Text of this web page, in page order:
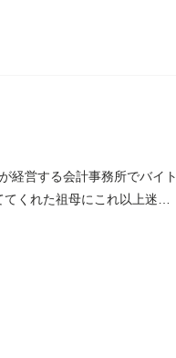
経営する会計事務所でバイト
くれた祖母にこれ以上迷惑